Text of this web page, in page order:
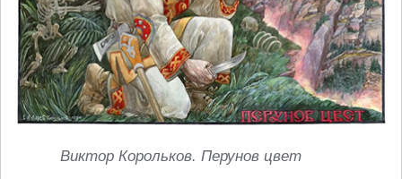
Виктор Корольков. Перунов цвет